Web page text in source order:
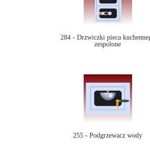
284 - Drzwiczki pieca
zespolone
255 - Podgrzewacz wody